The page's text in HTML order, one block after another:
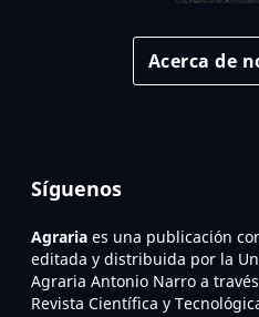
Acerca de
Síguenos
Agraria es una publicación
editada y distribuida por la
Agraria Antonio Narro a
Revista Científica y